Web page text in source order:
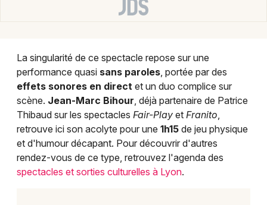
La singularité de ce spectacle repose sur une
performance quasi sans paroles, portée par des
effets sonores en direct et un duo complice sur
scène. Jean-Marc Bihour, déjà partenaire de Patrice
Thibaud sur les spectacles Fair-Play et Franito,
retrouve ici son acolyte pour une 1h15 de jeu physique
et d'humour décapant. Pour découvrir d'autres
rendez-vous de ce type, retrouvez l'agenda des
spectacles et sorties culturelles à Lyon.